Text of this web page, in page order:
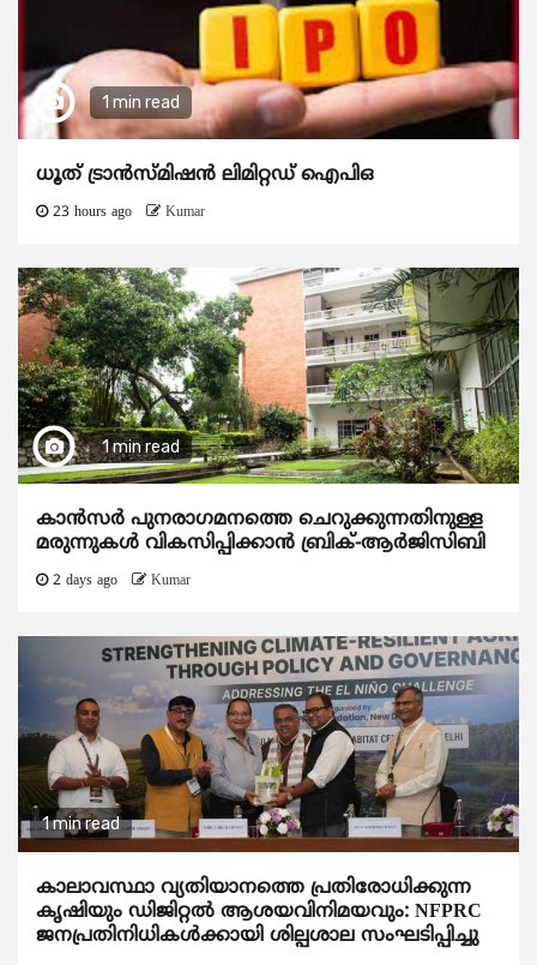
1 min read
ധൂത് ട്രാൻസ്മിഷൻ ലിമിറ്റഡ് ഐപിഒ
23 hours ago Kumar
1 min read
കാന്‍സര്‍ പുനരാഗമനത്തെ ചെറുക്കുന്നതിനുള്ള
മരുന്നുകള്‍ വികസിപ്പിക്കാന്‍ ബ്രിക്-ആര്‍ജിസിബി
2 days ago Kumar
1 min read
കാലാവസ്ഥാ വ്യതിയാനത്തെ പ്രതിരോധിക്കുന്ന
കൃഷിയും ഡിജിറ്റൽ ആശയവിനിമയവും: NFPRC
ജനപ്രതിനിധികൾക്കായി ശില്പശാല സംഘടിപ്പിച്ചു